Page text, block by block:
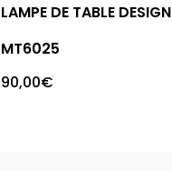
LAMPE DE TABLE DESIGN
MT6025
90,00€